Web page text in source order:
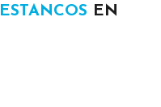
ESTANCOS EN